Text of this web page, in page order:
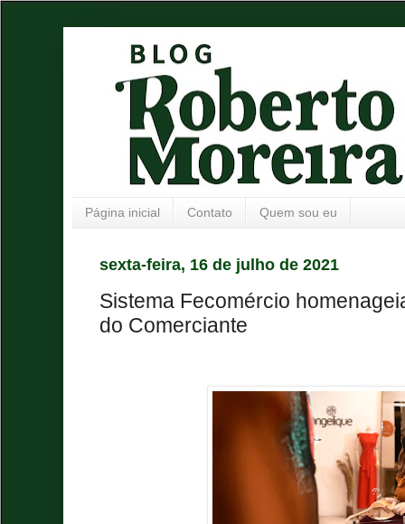
Página inicial Contato Quem sou eu
sexta-feira, 16 de julho de 2021
Sistema Fecomércio
do Comerciante